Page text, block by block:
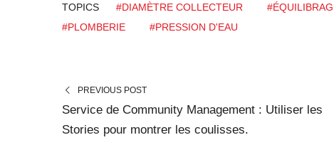
TOPICS #DIAMÈTRE COLLECTEUR
#PLOMBERIE
#PRESSION D'EAU
PREVIOUS POST
Service de Community Management : Utiliser les
Stories pour montrer les coulisses.